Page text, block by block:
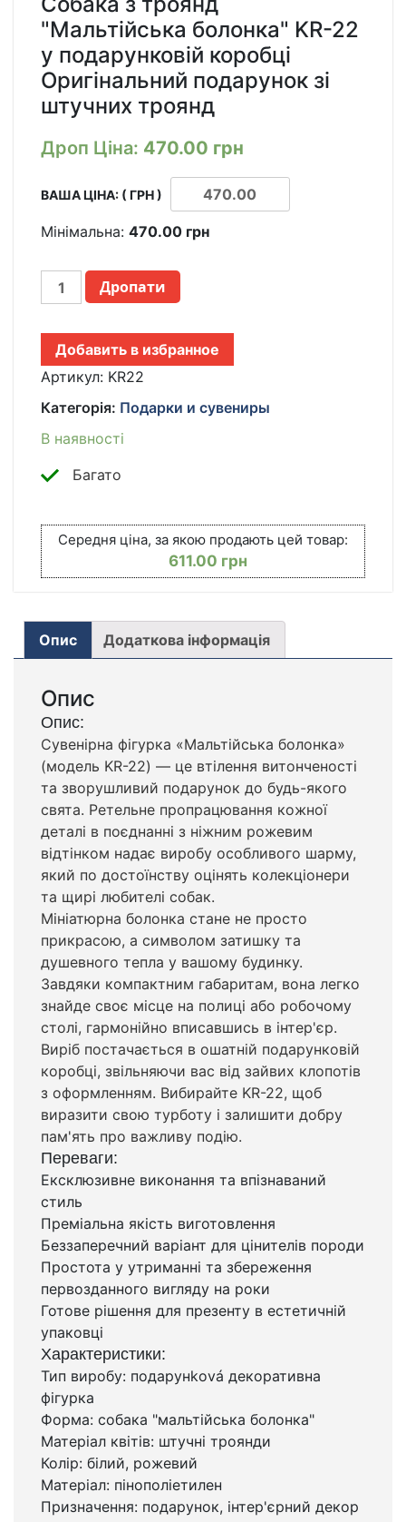
"Мальтійська болонка" KR-22
у подарунковій коробці
Оригінальний подарунок зі
штучних троянд
Дроп Ціна: 470.00 грн
ВАША ЦІНА: ( ГРН )
Мінімальна: 470.00 грн
СОБАКА
"МАЛЬТИЙСКАЯ
БОЛОНКА"
KR-
В
ПОДАРОЧНОЙ
ОРИГИНАЛЬНЫЙ
ИСКУССТВЕННЫХ
РОЗ
КІЛЬКІСТЬ
Дропати
Добавить в избранное
Артикул: KR22
Категорія: Подарки и сувениры
В наявності
Багато
Середня ціна, за якою продають цей товар:
611.00 грн
Опис Додаткова інформація
Опис
Опис:
Сувенірна фігурка «Мальтійська болонка»
(модель KR-22) — це втілення витонченості
та зворушливий подарунок до будь-якого
свята. Ретельне пропрацювання кожної
деталі в поєднанні з ніжним рожевим
відтінком надає виробу особливого шарму,
який по достоїнству оцінять колекціонери
та щирі любителі собак.
Мініатюрна болонка стане не просто
прикрасою, а символом затишку та
душевного тепла у вашому будинку.
Завдяки компактним габаритам, вона легко
знайде своє місце на полиці або робочому
столі, гармонійно вписавшись в інтер'єр.
Виріб постачається в ошатній подарунковій
коробці, звільняючи вас від зайвих клопотів
з оформленням. Вибирайте KR-22, щоб
виразити свою турботу і залишити добру
пам'ять про важливу подію.
Переваги:
Ексклюзивне виконання та впізнаваний
стиль
Преміальна якість виготовлення
Беззаперечний варіант для цінителів породи
Простота у утриманні та збереження
первозданного вигляду на роки
Готове рішення для презенту в естетичній
упаковці
Характеристики:
Тип виробу: подарунková декоративна
фігурка
Форма: собака "мальтійська болонка"
Матеріал квітів: штучні троянди
Колір: білий, рожевий
Матеріал: пінополіетилен
Призначення: подарунок, інтер'єрний декор